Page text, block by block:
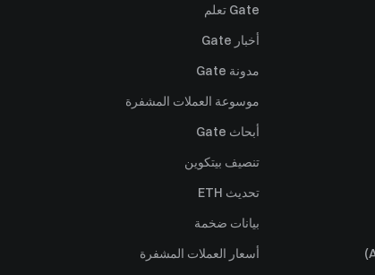
Gate تعلم
أخبار Gate
مدونة Gate
موسوعة العملات المشفرة
أبحاث Gate
تنصيف بيتكوين
تحديث ETH
بيانات ضخمة
أسعار العملات المشفرة